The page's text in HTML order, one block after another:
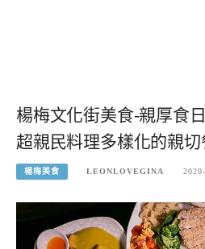
楊梅文化街美食-親厚食
超親民料理多樣化的親切
楊梅美食 LEONLOVEGINA